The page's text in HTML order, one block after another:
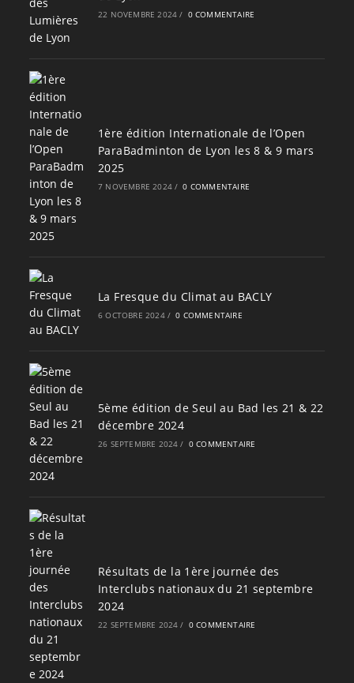
22 NOVEMBRE 2024 / 0 COMMENTAIRE
1ère édition Internationale de l’Open
ParaBadminton de Lyon les 8 & 9 mars
2025
7 NOVEMBRE 2024 / 0 COMMENTAIRE
La Fresque du Climat au BACLY
6 OCTOBRE 2024 / 0 COMMENTAIRE
5ème édition de Seul au Bad les 21 & 22
décembre 2024
26 SEPTEMBRE 2024 / 0 COMMENTAIRE
Résultats de la 1ère journée des
Interclubs nationaux du 21 septembre
2024
22 SEPTEMBRE 2024 / 0 COMMENTAIRE